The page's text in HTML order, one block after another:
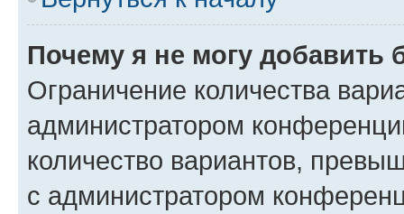
Почему я не могу добавить
Ограничение количества
администратором
количество вариантов,
с администратором